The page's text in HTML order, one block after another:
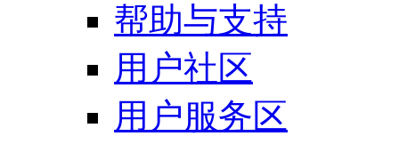
帮助与支持
用户社区
用户服务区